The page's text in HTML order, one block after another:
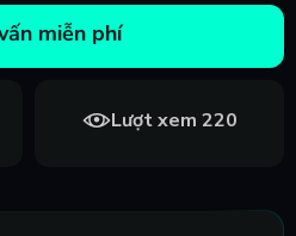
miễn phí
Lượt xem 220